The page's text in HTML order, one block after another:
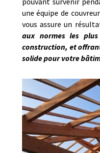
une équipe de
vous assure un
aux normes les
construction, et
solide pour votre